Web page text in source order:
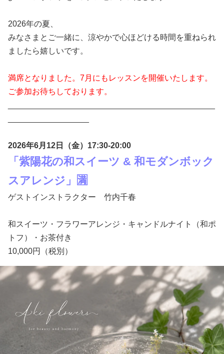
2026年の夏、
みなさまとご一緒に、涼やかで心ほどける時間を重ねられ
ましたら嬉しいです。
満席となりました。7月にもレッスンを開催いたします。
ご参加お待ちしております。
2026年6月12日（金）17:30-20:00
「紫陽花の和スイーツ & 和モダンボック
スアレンジ」🈵
ゲストインストラクター 竹内千春
和スイーツ・フラワーアレンジ・キャンドルナイト（和ポ
トフ）・お茶付き
10,000円（税別）